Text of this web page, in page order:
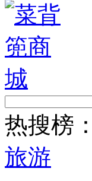
热搜榜：
旅游